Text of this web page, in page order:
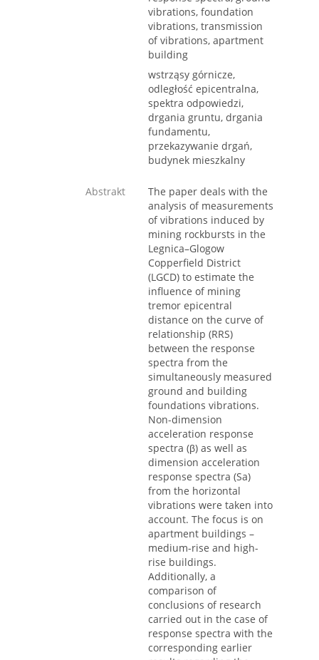
vibrations, foundation
vibrations, transmission
of vibrations, apartment
building
wstrząsy górnicze,
odległość epicentralna,
spektra odpowiedzi,
drgania gruntu, drgania
fundamentu,
przekazywanie drgań,
budynek mieszkalny
Abstrakt
The paper deals with the
analysis of measurements
of vibrations induced by
mining rockbursts in the
Legnica–Glogow
Copperfield District
(LGCD) to estimate the
influence of mining
tremor epicentral
distance on the curve of
relationship (RRS)
between the response
spectra from the
simultaneously measured
ground and building
foundations vibrations.
Non-dimension
acceleration response
spectra (β) as well as
dimension acceleration
response spectra (Sa)
from the horizontal
vibrations were taken into
account. The focus is on
apartment buildings –
medium-rise and high-
rise buildings.
Additionally, a
comparison of
conclusions of research
carried out in the case of
response spectra with the
corresponding earlier